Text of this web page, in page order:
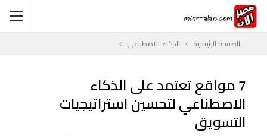
الصفحة الرئيسية الذكاء الاصطناعي
7 مواقع تعتمد على الذكاء
الاصطناعي لتحسين استراتيجيات
التسويق